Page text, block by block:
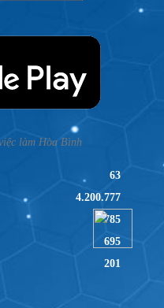
làm Hòa Bình
63
4.200.777
785
695
201